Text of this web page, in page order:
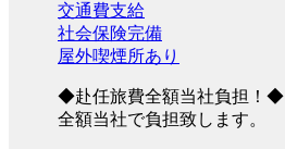
交通費支給
社会保険完備
屋外喫煙所あり
◆赴任旅費全額当社負担！◆
全額当社で負担致します。